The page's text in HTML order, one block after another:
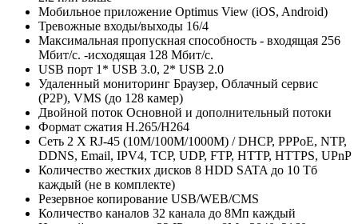
Мобильное приложение Optimus View (iOS, Android)
Тревожные входы/выходы 16/4
Максимальная пропускная способность - входящая 256
Мбит/с. -исходящая 128 Мбит/с.
USB порт 1* USB 3.0, 2* USB 2.0
Удаленный мониторинг Браузер, Облачный сервис
(P2P), VMS (до 128 камер)
Двойной поток Основной и дополнительный потоки
Формат сжатия H.265/H264
Сеть 2 Х RJ-45 (10M/100М/1000M) / DHCP, PPPoE, NTP,
DDNS, Email, IPV4, TCP, UDP, FTP, HTTP, HTTPS, UPnP
Количество жестких дисков 8 HDD SATA до 10 Тб
каждый (не в комплекте)
Резервное копирование USB/WEB/CMS
Количество каналов 32 канала до 8Мп каждый